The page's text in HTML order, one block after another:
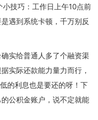
技巧：工作日上午10点前
遇到系统卡顿，千万别反
实给普通人多了个融资渠
实际还款能力量力而行，
的利息也是要还的呀！下
公积金账户，说不定就能